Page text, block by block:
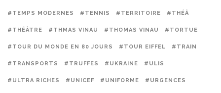
#TEMPS MODERNES #TENNIS #TERRITOIRE #THÉÂ
#THÉÂTRE #THMAS VINAU #THOMAS VINAU #TORTUE
#TOUR DU MONDE EN 80 JOURS #TOUR EIFFEL #TRAIN
#TRANSPORTS #TRUFFES #UKRAINE #ULIS
#ULTRA RICHES #UNICEF #UNIFORME #URGENCES